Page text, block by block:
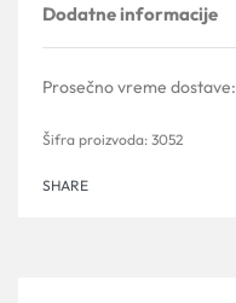
Dodatne informacije
Prosečno vreme dostave:
3052
SHARE